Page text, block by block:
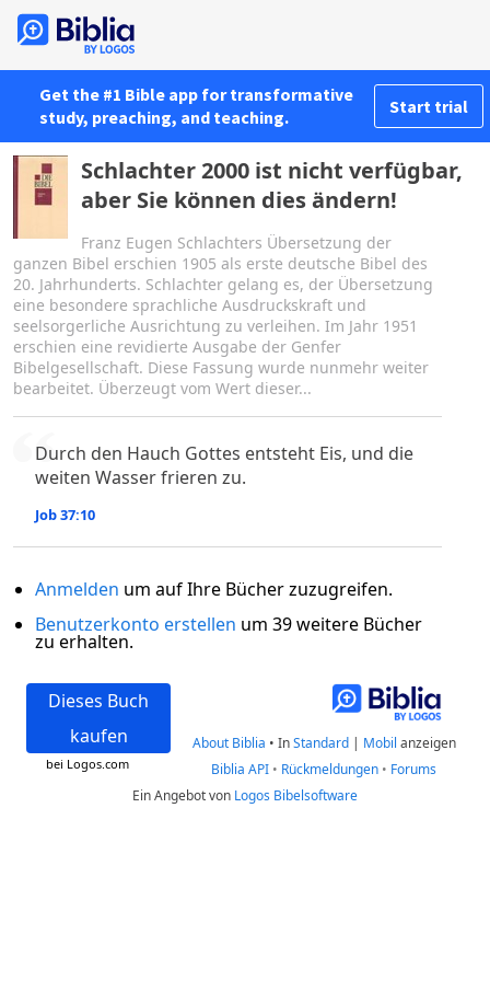
Get the #1 Bible app for transformative
study, preaching, and teaching.
Start trial
Schlachter 2000 ist nicht verfügbar,
aber Sie können dies ändern!
Franz Eugen Schlachters Übersetzung der
ganzen Bibel erschien 1905 als erste deutsche Bibel des
20. Jahrhunderts. Schlachter gelang es, der Übersetzung
eine besondere sprachliche Ausdruckskraft und
seelsorgerliche Ausrichtung zu verleihen. Im Jahr 1951
erschien eine revidierte Ausgabe der Genfer
Bibelgesellschaft. Diese Fassung wurde nunmehr weiter
bearbeitet. Überzeugt vom Wert dieser...
Durch den Hauch Gottes entsteht Eis, und die
weiten Wasser frieren zu.
Job 37:10
Anmelden um auf Ihre Bücher zuzugreifen.
Benutzerkonto erstellen um 39 weitere Bücher
zu erhalten.
Dieses Buch
kaufen
bei Logos.com
About Biblia • InStandard| Mobil anzeigen
Biblia API • Rückmeldungen • Forums
Ein Angebot von Logos Bibelsoftware